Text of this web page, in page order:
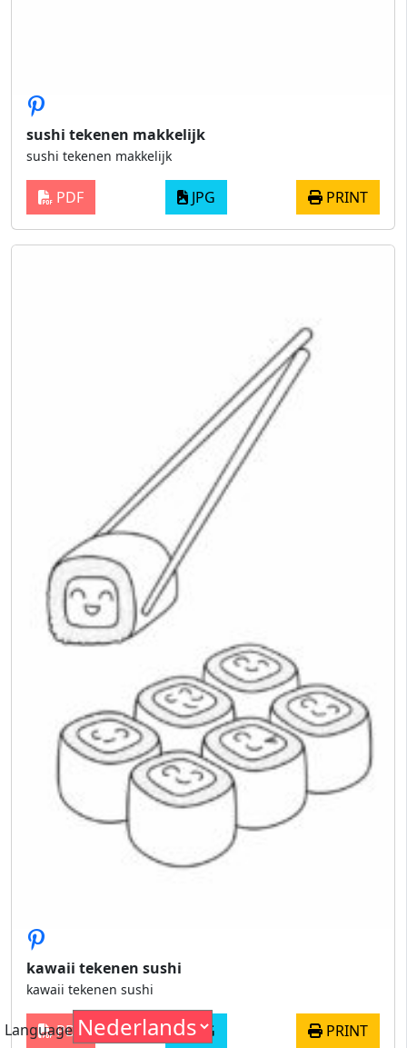
sushi tekenen makkelijk
sushi tekenen makkelijk
PDF JPG PRINT
kawaii tekenen sushi
kawaii tekenen sushi
PDF JPG PRINT
Language